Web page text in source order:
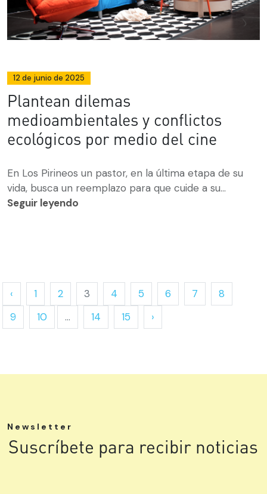
12 de junio de 2025
Plantean dilemas
medioambientales y conflictos
ecológicos por medio del cine
En Los Pirineos un pastor, en la última etapa de su
vida, busca un reemplazo para que cuide a su...
Seguir leyendo
‹ 1 2 3 4 5 6 7
8
9
10 ... 14 15 ›
Newsletter
Suscríbete para recibir noticias